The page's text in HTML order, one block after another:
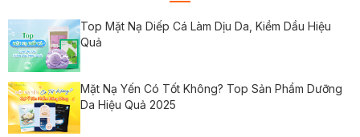
Top Mặt Nạ Diếp Cá Làm Dịu Da, Kiềm Dầu Hiệu
Quả
Mặt Nạ Yến Có Tốt Không? Top Sản Phẩm Dưỡng
Da Hiệu Quả 2025